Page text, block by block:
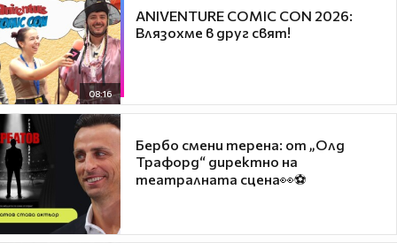
08:16
ANIVENTURE COMIC CON 2026:
Влязохме в друг свят!
Бербо смени терена: от „Олд
Трафорд“ директно на
театралната сцена👀⚽